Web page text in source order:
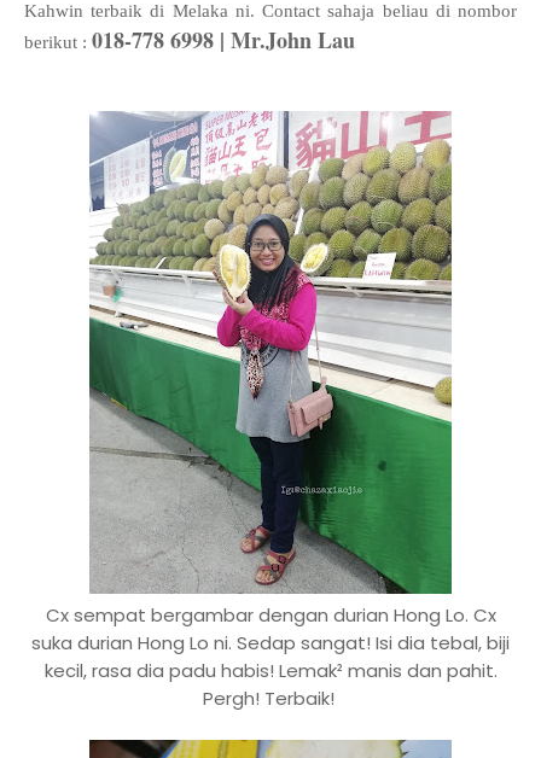
Kahwin terbaik di Melaka ni. Contact sahaja beliau di nombor
berikut : 018-778 6998 | Mr.John Lau
Cx sempat bergambar dengan durian Hong Lo. Cx
suka durian Hong Lo ni. Sedap sangat! Isi dia tebal, biji
kecil, rasa dia padu habis! Lemak² manis dan pahit.
Pergh! Terbaik!